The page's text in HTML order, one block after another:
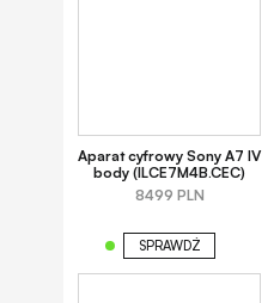
Aparat cyfrowy Sony A7 IV
body (ILCE7M4B.CEC)
8499 PLN
SPRAWDŹ